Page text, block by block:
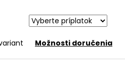
Možnosti doručenia